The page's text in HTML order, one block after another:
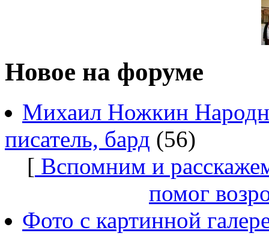
Новое на форуме
Михаил Ножкин
писатель, бард (56)
[ Вспомним и
помог
Фото с картинной